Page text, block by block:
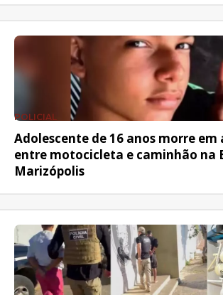
POLICIAL
Adolescente de 16 anos morre
entre motocicleta e caminhão na
Marizópolis